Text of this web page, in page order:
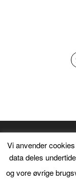
Vi anvender
data deles
og vore øvrige